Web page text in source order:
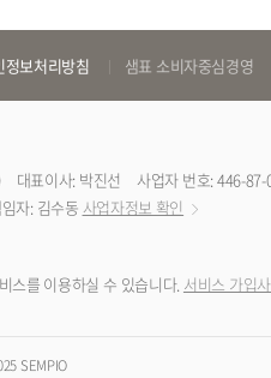
정보처리방침 샘표 소비자중심경영
대표이사: 박진선
사업자 번호: 446-
자: 김수동 사업자정보 확인
스를 이용하실 수 있습니다. 서비스 가입
SEMPIO